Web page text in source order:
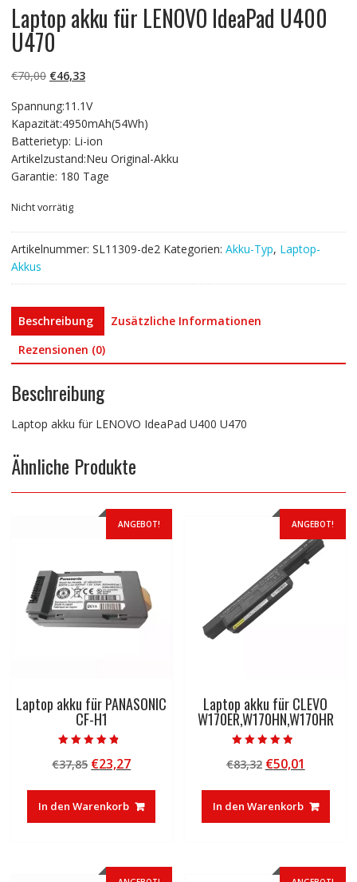
Laptop akku für LENOVO IdeaPad U400
U470
€70,00 Ursprünglicher
war:
€70,00
€46,33Aktueller
ist:
€46,33.
Spannung:11.1V
Kapazität:4950mAh(54Wh)
Batterietyp: Li-ion
Artikelzustand:Neu Original-Akku
Garantie: 180 Tage
Nicht vorrätig
Artikelnummer: SL11309-de2 Kategorien: Akku-Typ, Laptop-
Akkus
Beschreibung
Zusätzliche Informationen
Rezensionen (0)
Beschreibung
Laptop akku für LENOVO IdeaPad U400 U470
Ähnliche Produkte
ANGEBOT!
Laptop akku für PANASONIC
CF-H1
4.50
von 5
€37,85 Ursprünglicher
war:
€37,85
€23,27Aktueller
ist:
€23,27.
In den Warenkorb
ANGEBOT!
Laptop akku für CLEVO
W170ER,W170HN,W170HR
4.50
von 5
€83,32 Ursprünglicher
war:
€83,32
€50,01
ist:
€50,01.
In den Warenkorb